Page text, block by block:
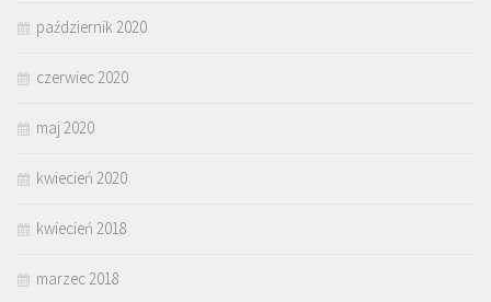
październik 2020
czerwiec 2020
maj 2020
kwiecień 2020
kwiecień 2018
marzec 2018